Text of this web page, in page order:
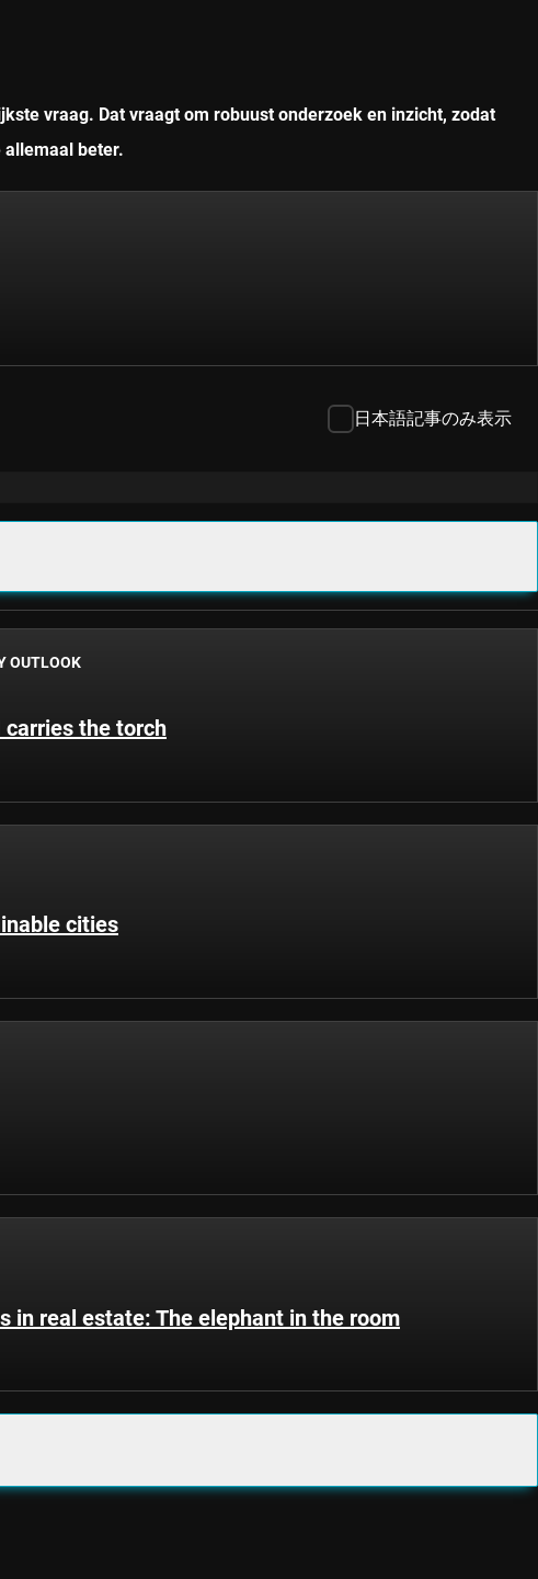
vraag. Dat vraagt om robuust onderzoek en inzicht, zodat
beter.
日本語記事のみ表示
OUTLOOK
carries the torch
cities
in real estate: The elephant in the room